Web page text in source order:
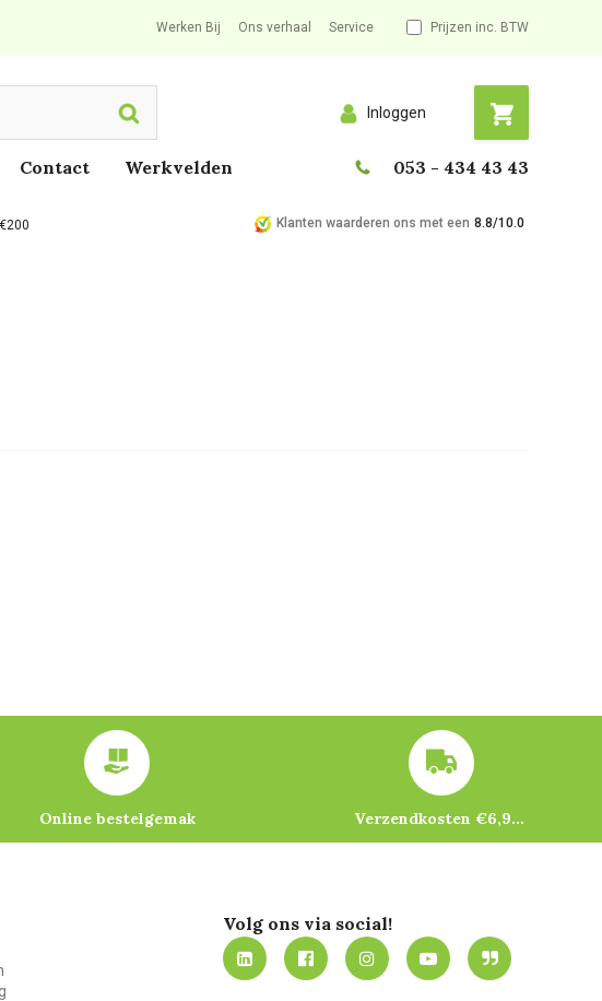
Werken Bij Ons verhaal Service Prijzen inc. BTW
Search Inloggen
Contact Werkvelden 053 - 434 43 43
Klanten waarderen ons met een 8.8/10.0
Online bestelgemak Verzendkosten €6,95 – gratis bij je eerste bestelling vanaf €200
Volg ons via social!